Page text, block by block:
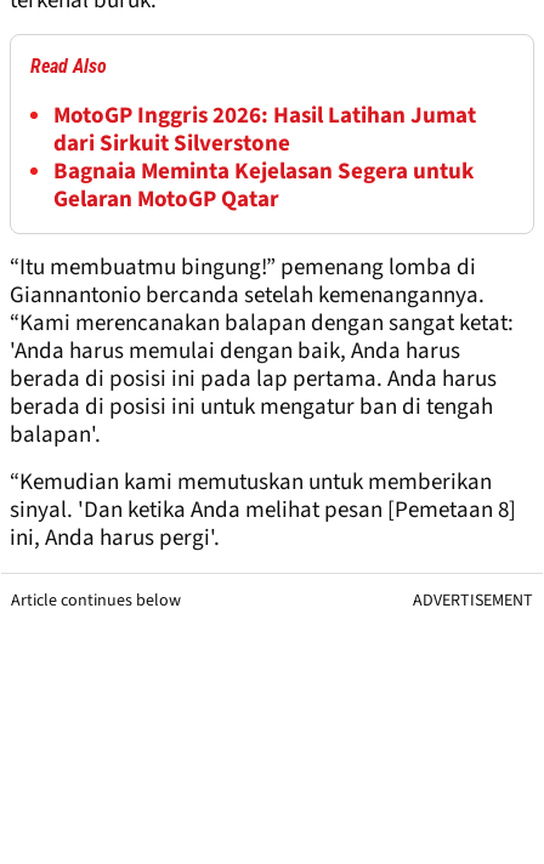
Read Also
MotoGP Inggris 2026: Hasil Latihan Jumat
dari Sirkuit Silverstone
Bagnaia Meminta Kejelasan Segera untuk
Gelaran MotoGP Qatar
“Itu membuatmu bingung!” pemenang lomba di
Giannantonio bercanda setelah kemenangannya.
“Kami merencanakan balapan dengan sangat ketat:
'Anda harus memulai dengan baik, Anda harus
berada di posisi ini pada lap pertama. Anda harus
berada di posisi ini untuk mengatur ban di tengah
balapan'.
“Kemudian kami memutuskan untuk memberikan
sinyal. 'Dan ketika Anda melihat pesan [Pemetaan 8]
ini, Anda harus pergi'.
Article continues below ADVERTISEMENT